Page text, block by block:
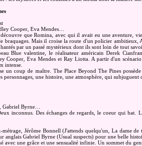
Cooper, Eva Mendes…
que Romina, avec qui il avait eu une aventure,
braquages. Mais il croise la route d'un policier
par un passé mystérieux dont ils sont loin de tout
Blue valentine, le réalisateur américain Derek
Cooper, Eva Mendes et Ray Liotta. A partir d'un
intense.
un coup de maître. The Place Beyond The Pines
personnages, une histoire, une atmosphère, qui subjuguent
Gabriel Byrne…
inconnus. Des échanges de regards, le coeur qui
Jérôme Bonnell (J'attends quelqu'un, La dame
anglais Gabriel Byrne (Usual suspects) pour une belle
avec une grâce et une sensualité infinie. Un sommet du